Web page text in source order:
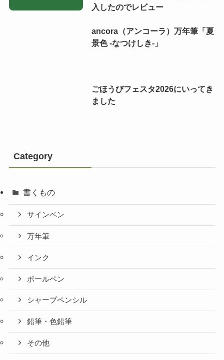
入したのでレビュー
ancora（アンコーラ）万年筆「夏
景色 -なつけしき-」
ごほうびフェスタ2026にいってき
ました
Category
書くもの
サインペン
万年筆
インク
ボールペン
シャープペンシル
鉛筆・色鉛筆
その他